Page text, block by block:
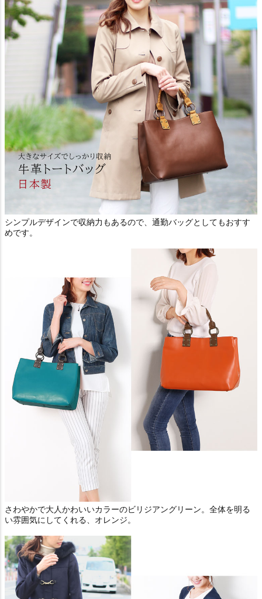
シンプルデザインで収納力もあるので、通勤バッグとしてもおすす
めです。
さわやかで大人かわいいカラーのビリジアングリーン。全体を明る
い雰囲気にしてくれる、オレンジ。